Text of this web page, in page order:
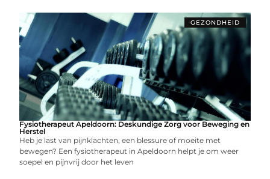
GEZONDHEID
Fysiotherapeut Apeldoorn: Deskundige Zorg voor Beweging en
Herstel
Heb je last van pijnklachten, een blessure of moeite met
bewegen? Een fysiotherapeut in Apeldoorn helpt je om weer
soepel en pijnvrij door het leven